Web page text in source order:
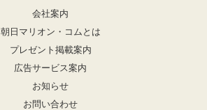
会社案内
朝日マリオン・コムとは
プレゼント掲載案内
広告サービス案内
お知らせ
お問い合わせ